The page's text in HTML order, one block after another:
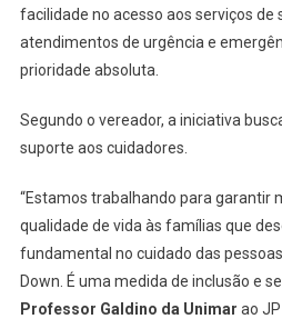
facilidade no acesso aos serviços
atendimentos de urgência e
prioridade absoluta.
Segundo o vereador, a iniciativa
suporte aos cuidadores.
“Estamos trabalhando para garantir
qualidade de vida às famílias que
fundamental no cuidado das
Down. É uma medida de inclusão e
Professor Galdino da Unimar ao